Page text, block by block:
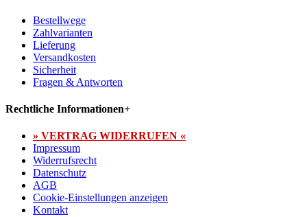
Bestellwege
Zahlvarianten
Lieferung
Versandkosten
Sicherheit
Fragen & Antworten
Rechtliche Informationen+
» VERTRAG WIDERRUFEN «
Impressum
Widerrufsrecht
Datenschutz
AGB
Cookie-Einstellungen anzeigen
Kontakt